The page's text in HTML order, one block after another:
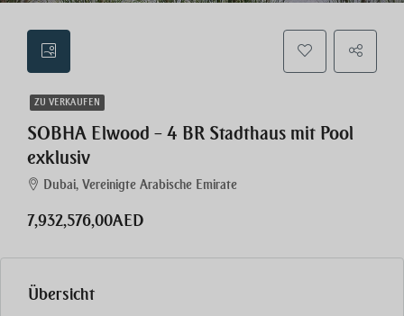
ZU VERKAUFEN
SOBHA Elwood – 4 BR Stadthaus mit Pool
exklusiv
Dubai, Vereinigte Arabische Emirate
7,932,576,00AED
Übersicht